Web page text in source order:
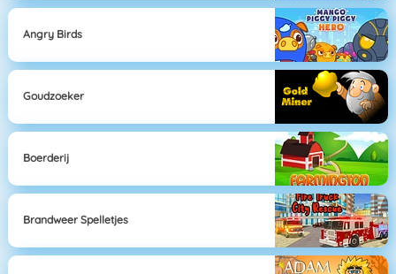
Angry Birds
Goudzoeker
Boerderij
Brandweer Spelletjes